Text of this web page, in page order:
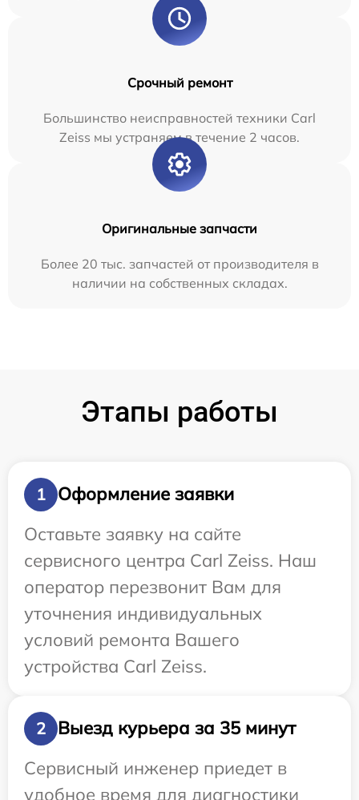
Срочный ремонт
Большинство неисправностей техники Carl
Zeiss мы устраняем в течение 2 часов.
Оригинальные запчасти
Более 20 тыс. запчастей от производителя в
наличии на собственных складах.
Этапы работы
1
Оформление заявки
Оставьте заявку на сайте
сервисного центра Carl Zeiss. Наш
оператор перезвонит Вам для
уточнения индивидуальных
условий ремонта Вашего
устройства Carl Zeiss.
2
Выезд курьера за 35 минут
Сервисный инженер приедет в
удобное время для диагностики